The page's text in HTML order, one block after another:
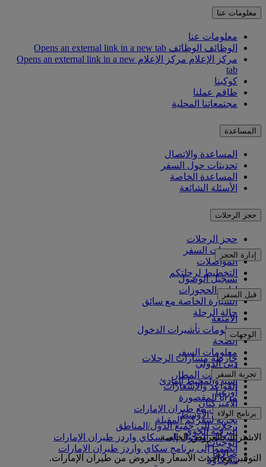
معلومات عنا
معلومات عنا
الوظائف الوظائف Opens an external link in a new tab
مركز الإعلام
مركز الإعلام Opens an external link in a new
tab
كوكبنا
طاقم عملنا
مجتمعاتنا المحلية
المساعدة
المساعدة والاتصال
تحديثات حول السفر
المساعدة الخاصة
الأسئلة الشائعة
حجز الرحلات
حجز الرحلات
خدمات السفر
المواصلات
التخطيط لرحلتكم
إدارة الحجز
تسجيل الوصول
إدارة الحجوزات
السيارة الخاصة مع سائق
حالة الرحلة
قبل السفر
الأمتعة
معلومات تأشيرات الدخول
الصحة
معلومات السفر
دبي الدولي
مواصلات المطار
القواعد والإشعارات
الوجهات
خارطة مسارات الرحلات
أفريقيا
آسيا والمحيط الهادئ
أوروبا
الأميركتان
الشرق الأوسط
رحلات إلى جميع الدول/المناطق
تجربة السفر
مزايا المقصورة
التسوق مع طيران الإمارات
تجربة سفركم المقبلة
الترفيه الجوي
الوجبات
صالاتنا
برنامج الولاء
تسجيل الدخول إلى سكاي واردز طيران الإمارات
انضموا إلى برنامج سكاي واردز طيران الإمارات
شركاؤنا
الاشتراك بالعروض الخاصة
التوفير مع أحدث الأسعار والعروض من طيران الإمارات.